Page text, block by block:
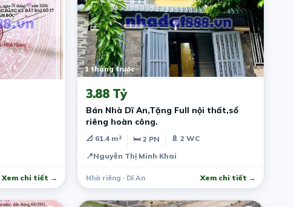
Xem chi tiết →
1 tháng trước
3.88 Tỷ
Bán Nhà Dĩ An,Tặng Full nội thất,sổ
riêng hoàn công.
📐 61.4 m² 🛏 2 PN
🚿 2 WC
📍Nguyễn Thị Minh Khai
Nhà riêng · Dĩ An Xem chi tiết →